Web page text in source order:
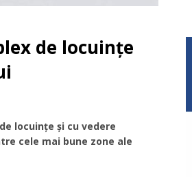
de locuințe
locuințe și cu vedere
cele mai bune zone ale